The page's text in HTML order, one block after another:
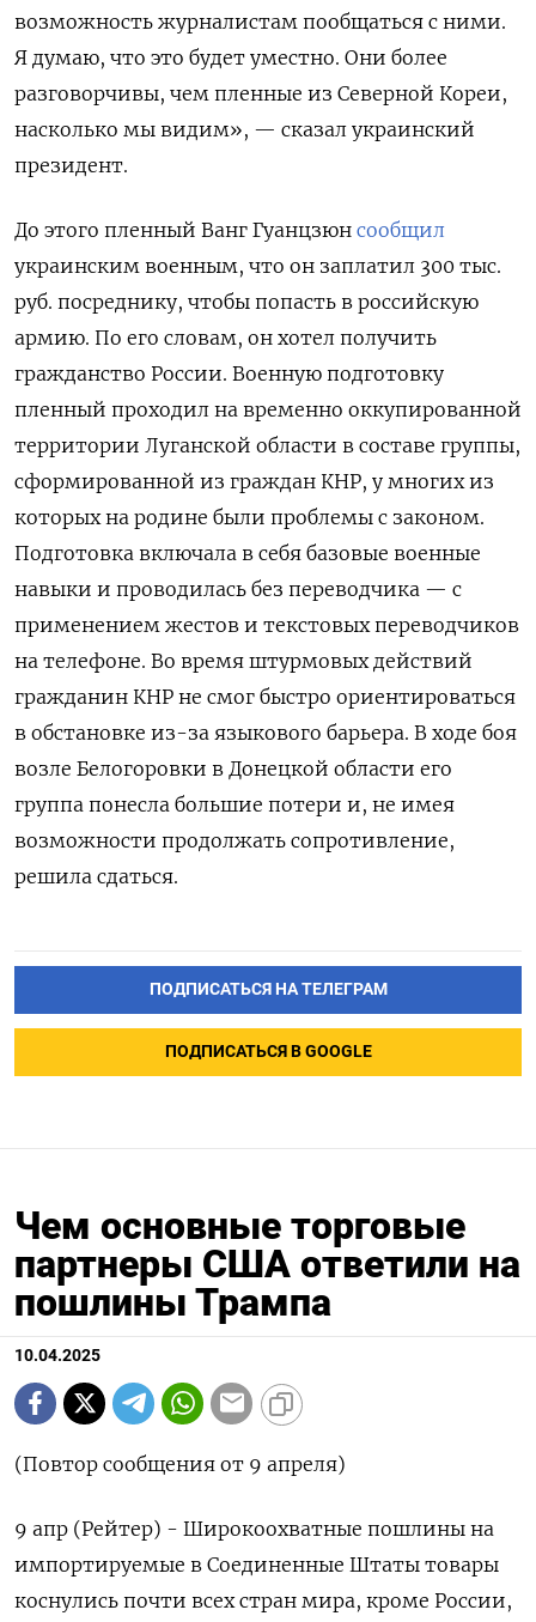
возможность журналистам пообщаться с ними.
Я думаю, что это будет уместно. Они более
разговорчивы, чем пленные из Северной Кореи,
насколько мы видим», — сказал украинский
президент.
До этого пленный Ванг Гуанцзюн сообщил
украинским военным, что он заплатил 300 тыс.
руб. посреднику, чтобы попасть в российскую
армию. По его словам, он хотел получить
гражданство России. Военную подготовку
пленный проходил на временно оккупированной
территории Луганской области в составе группы,
сформированной из граждан КНР, у многих из
которых на родине были проблемы с законом.
Подготовка включала в себя базовые военные
навыки и проводилась без переводчика — с
применением жестов и текстовых переводчиков
на телефоне. Во время штурмовых действий
гражданин КНР не смог быстро ориентироваться
в обстановке из-за языкового барьера. В ходе боя
возле Белогоровки в Донецкой области его
группа понесла большие потери и, не имея
возможности продолжать сопротивление,
решила сдаться.
ПОДПИСАТЬСЯ НА ТЕЛЕГРАМ
ПОДПИСАТЬСЯ В GOOGLE
Чем основные торговые
партнеры США ответили на
пошлины Трампа
10.04.2025
(Повтор сообщения от 9 апреля)
9 апр (Рейтер) - Широкоохватные пошлины на
импортируемые в Соединенные Штаты товары
коснулись почти всех стран мира, кроме России,